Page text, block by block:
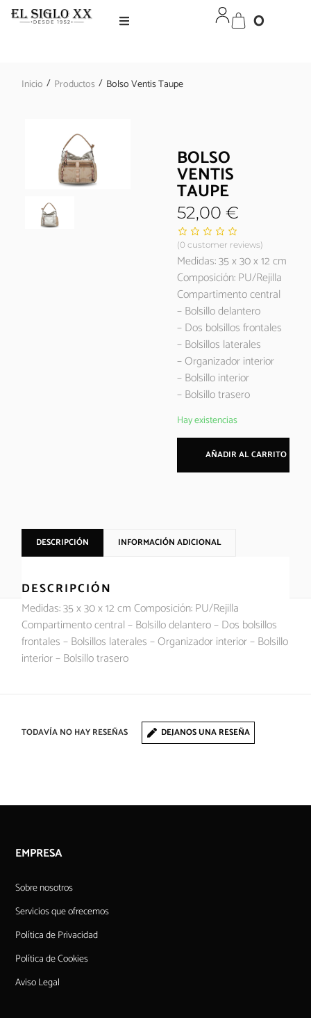
0
Inicio / Productos / Bolso Ventis Taupe
BOLSO
VENTIS
TAUPE
52,00€
(0 customer reviews)
Medidas: 35 x 30 x 12 cm
Composición: PU/Rejilla
Compartimento central
– Bolsillo delantero
– Dos bolsillos frontales
– Bolsillos laterales
– Organizador interior
– Bolsillo interior
– Bolsillo trasero
Hay existencias
AÑADIR AL CARRITO
DESCRIPCIÓN INFORMACIÓN ADICIONAL
DESCRIPCIÓN
Medidas: 35 x 30 x 12 cm Composición: PU/Rejilla
Compartimento central – Bolsillo delantero – Dos bolsillos
frontales – Bolsillos laterales – Organizador interior – Bolsillo
interior – Bolsillo trasero
TODAVÍA NO HAY RESEÑAS DEJANOS UNA RESEÑA
EMPRESA
Sobre nosotros
Servicios que ofrecemos
Política de Privacidad
Política de Cookies
Aviso Legal